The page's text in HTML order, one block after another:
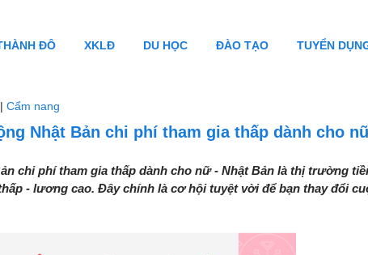
ĐÔ XKLĐ DU HỌC ĐÀO TẠO TUYỂN
| Cẩm nang
Nhật Bản chi phí tham gia thấp dành cho
chi phí tham gia thấp dành cho nữ - Nhật Bản là thị trường
- lương cao. Đây chính là cơ hội tuyệt vời để bạn thay đổi